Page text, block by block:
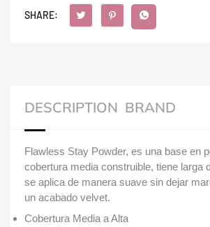
SHARE:
DESCRIPTION BRAND
Flawless Stay Powder, es una base en
cobertura media construible, tiene larga
se aplica de manera suave sin dejar
un acabado velvet.
Cobertura Media a Alta